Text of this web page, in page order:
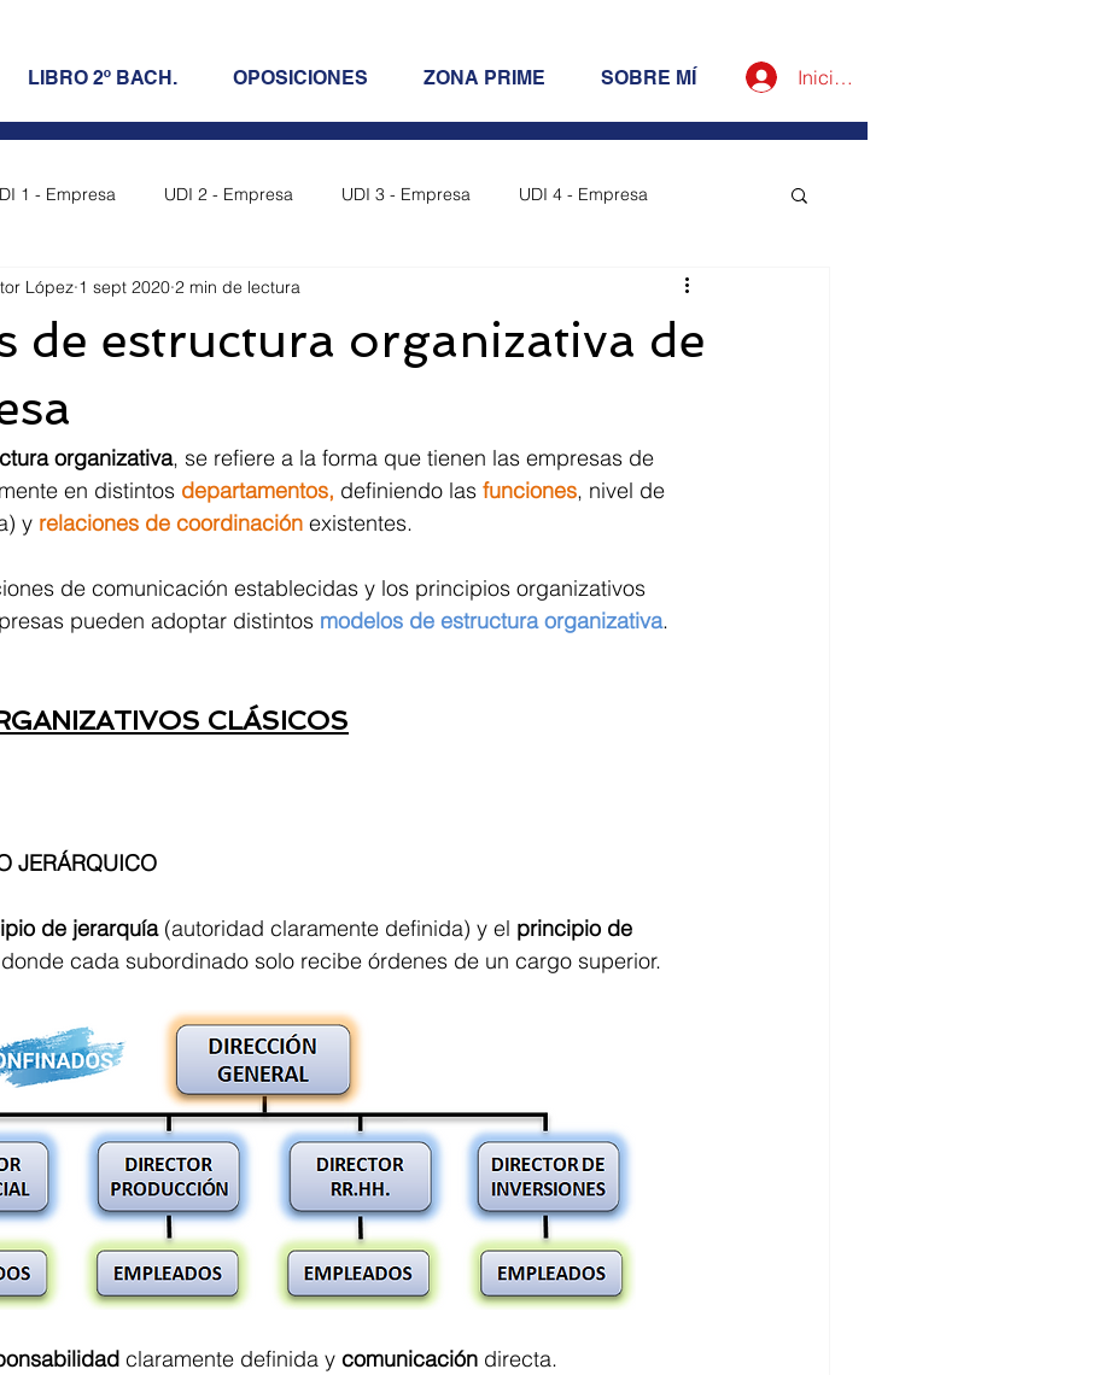
LIBRO 2º BACH. OPOSICIONES ZONA PRIME SOBRE MÍ Iniciar sesión
1 - Empresa UDI 2 - Empresa UDI 3 - Empresa UDI 4 - Empresa
UDI 7 - Empresa UDI 8 - Empresa
de estructura organizativa de
López 1 sept 2020 2 min de lectura
organizativa, se refiere a la forma que tienen las empresas de
en distintos departamentos, definiendo las funciones, nivel de
y relaciones de coordinación existentes.
de comunicación establecidas y los principios organizativos
pueden adoptar distintos modelos de estructura organizativa.
CLÁSICOS
JERÁRQUICO
de jerarquía (autoridad claramente definida) y el principio de
cada subordinado solo recibe órdenes de un cargo superior.
claramente definida y comunicación directa.